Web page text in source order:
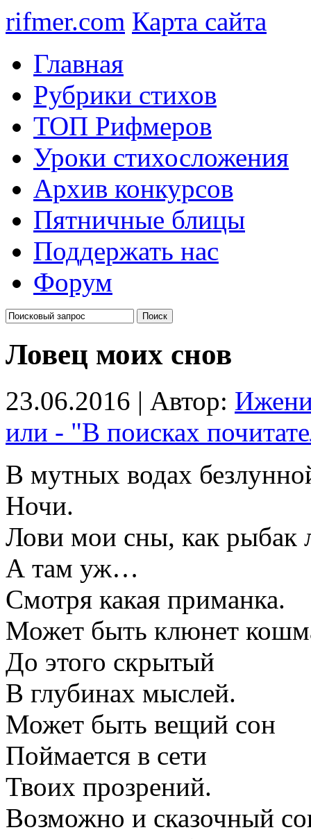
rifmer.com Карта сайта
Главная
Рубрики стихов
ТОП Рифмеров
Уроки стихосложения
Архив конкурсов
Пятничные блицы
Поддержать нас
Форум
Ловец моих снов
23.06.2016 | Автор:
или - "В поисках
В мутных водах
Ночи.
Лови мои сны, как рыбак
А там уж…
Смотря какая приманка.
Может быть клюнет
До этого скрытый
В глубинах мыслей.
Может быть вещий сон
Поймается в сети
Твоих прозрений.
Возможно и сказочный